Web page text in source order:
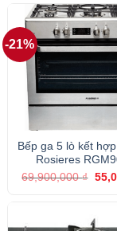
-21%
Bếp ga 5 lò kết
Rosieres
69,900,000₫ Giá